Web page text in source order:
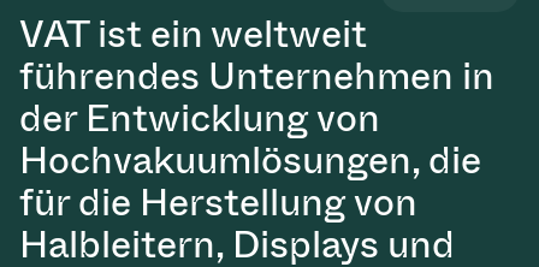
VAT ist ein weltweit
führendes Unternehmen in
der Entwicklung von
Hochvakuumlösungen, die
für die Herstellung von
Halbleitern, Displays und